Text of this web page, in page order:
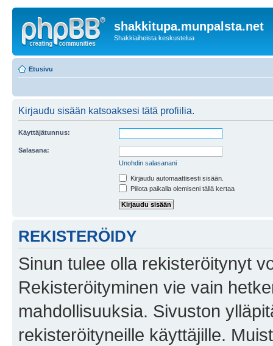
shakkitupa.munpalsta.net
Shakkiaiheista keskustelua
Etusivu
Kirjaudu sisään katsoaksesi tätä profiilia.
Käyttäjätunnus:
Salasana:
Unohdin salasanani
Kirjaudu automaattisesti sisään.
Piilota paikalla olemiseni tällä kertaa
REKISTERÖIDY
Sinun tulee olla rekisteröitynyt
Rekisteröityminen vie vain
mahdollisuuksia. Sivuston
rekisteröityneille käyttäjille.